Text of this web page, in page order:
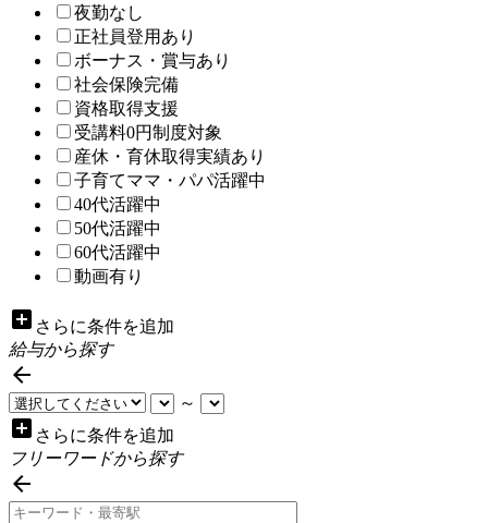
夜勤なし
正社員登用あり
ボーナス・賞与あり
社会保険完備
資格取得支援
受講料0円制度対象
産休・育休取得実績あり
子育てママ・パパ活躍中
40代活躍中
50代活躍中
60代活躍中
動画有り
add_box さらに条件を追加
給与から探す

～
add_box さらに条件を追加
フリーワードから探す
